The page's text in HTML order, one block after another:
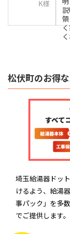
K様
松伏町のお得
埼玉給湯器ドッ
けるよう、給湯
事パック」を多
でご提供します。